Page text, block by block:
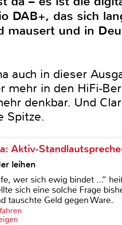
DAB+, das sich
mausert und in
auch in dieser
in den HiFi-
denkbar. Und
Spitze.
Aktiv-
leihen
wer sich ewig bindet ...“
sich eine solche Frage
tauschte Geld gegen Ware.